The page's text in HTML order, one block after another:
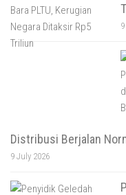
Distribusi Berjalan
9 July 2026